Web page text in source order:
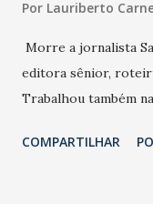
Por Lauriberto
Morre a jornalista
editora sênior,
Trabalhou também
COMPARTILHAR